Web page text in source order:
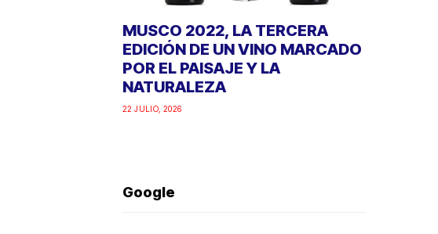
MUSCO 2022, LA TERCERA
EDICIÓN DE UN VINO MARCADO
POR EL PAISAJE Y LA
NATURALEZA
22 JULIO, 2026
Google